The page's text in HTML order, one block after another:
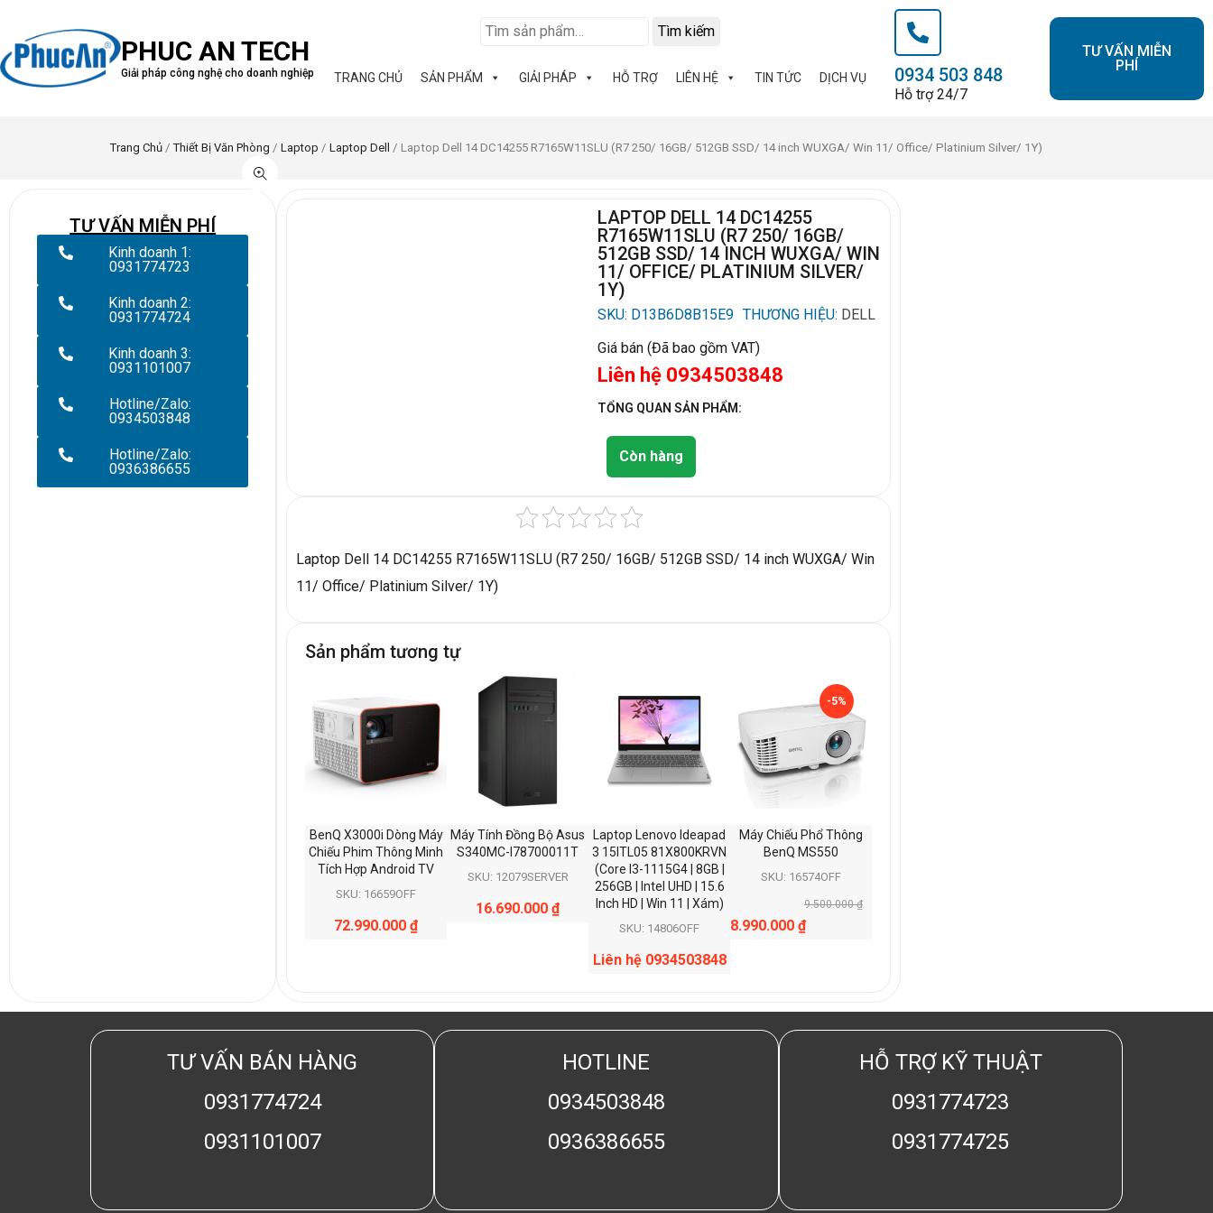
PHUC AN TECH
Giải pháp công nghệ cho doanh nghiệp
Tìm kiếm
TRANG CHỦ SẢN PHẨM GIẢI PHÁP HỖ TRỢ LIÊN HỆ TIN TỨC DỊCH VỤ 0934 503 848
Hỗ trợ 24/7
TƯ VẤN MIỄN
PHÍ
Trang Chủ /Thiết Bị Văn Phòng / Laptop / Laptop Dell / Laptop Dell 14 DC14255 R7165W11SLU (R7 250/ 16GB/ 512GB SSD/ 14 inch WUXGA/ Win 11/ Office/ Platinium Silver/ 1Y)
TƯ VẤN MIỄN PHÍ
Kinh doanh 1:
0931774723
Kinh doanh 2:
0931774724
Kinh doanh 3:
0931101007
Hotline/Zalo:
0934503848
Hotline/Zalo:
0936386655
LAPTOP DELL 14 DC14255
R7165W11SLU (R7 250/ 16GB/
512GB SSD/ 14 INCH WUXGA/ WIN
11/ OFFICE/ PLATINIUM SILVER/
1Y)
SKU: D13B6D8B15E9 THƯƠNG HIỆU: DELL
Giá bán (Đã bao gồm VAT)
Liên hệ 0934503848
TỔNG QUAN SẢN PHẨM:
Còn hàng
Laptop Dell 14 DC14255 R7165W11SLU (R7 250/ 16GB/ 512GB SSD/ 14 inch WUXGA/ Win
11/ Office/ Platinium Silver/ 1Y)
Sản phẩm tương tự
BenQ X3000i Dòng Máy
Chiếu Phim Thông Minh
Tích Hợp Android TV
SKU: 16659OFF
72.990.000₫
Máy Tính Đồng Bộ Asus
S340MC-I78700011T
SKU: 12079SERVER
16.690.000₫
Laptop Lenovo Ideapad
3 15ITL05 81X800KRVN
(Core I3-1115G4 | 8GB |
256GB | Intel UHD | 15.6
Inch HD | Win 11 | Xám)
SKU: 14806OFF
Liên hệ 0934503848
-5%
Máy Chiếu Phổ Thông
BenQ MS550
SKU: 16574OFF
9.500.000₫
8.990.000₫
TƯ VẤN BÁN HÀNG
0931774724
0931101007
HOTLINE
0934503848
0936386655
HỖ TRỢ KỸ THUẬT
0931774723
0931774725